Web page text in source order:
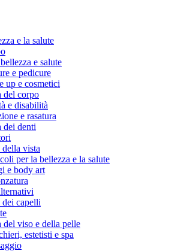
e la salute
e salute
e pedicure
up e cosmetici
del corpo
e disabilità
e rasatura
dei denti
vista
per la bellezza e la salute
e body art
capelli
del viso e della pelle
estetisti e spa